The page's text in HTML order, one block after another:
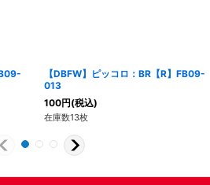
【DBFW】ピッコロ：BR【R】FB09-
013
100円(税込)
在庫数13枚